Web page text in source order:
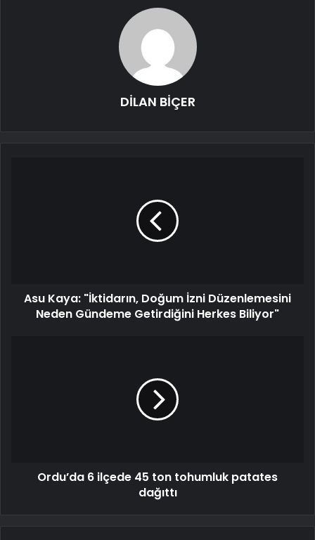
DİLAN BİÇER
Asu Kaya: "İktidarın, Doğum İzni Düzenlemesini
Neden Gündeme Getirdiğini Herkes Biliyor"
Ordu’da 6 ilçede 45 ton tohumluk patates
dağıttı